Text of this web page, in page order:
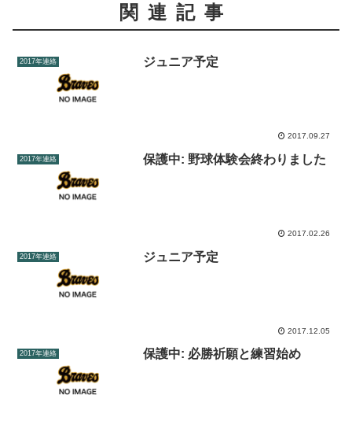
関連記事
2017年連絡 ジュニア予定
2017.09.27
2017年連絡 保護中: 野球体験会終わりました
2017.02.26
2017年連絡 ジュニア予定
2017.12.05
2017年連絡 保護中: 必勝祈願と練習始め